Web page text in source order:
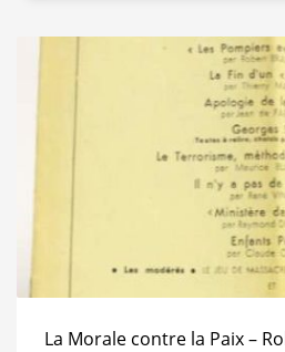
La Morale contre la Paix –